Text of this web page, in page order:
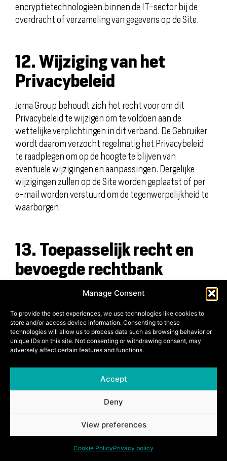
Manage Consent
To provide the best experiences, we use technologies like cookies to
store and/or access device information. Consenting to these
technologies will allow us to process data such as browsing behavior or
unique IDs on this site. Not consenting or withdrawing consent, may
adversely affect certain features and functions.
Accept
Deny
View preferences
Cookie PolicyPrivacy policy
encryptietechnologieën binnen de IT-sector bij de
overdracht of verzameling van gegevens op de Site.
12. Wijziging van het
Privacybeleid
Jema Group behoudt zich het recht voor om dit
Privacybeleid te wijzigen om te voldoen aan de
wettelijke verplichtingen in dit verband. De Gebruiker
wordt daarom verzocht regelmatig het Privacybeleid
te raadplegen om op de hoogte te blijven van
eventuele wijzigingen en aanpassingen. Dergelijke
wijzigingen zullen op de Site worden geplaatst of per
e-mail worden verstuurd om de tegenwerpelijkheid te
waarborgen.
13. Toepasselijk recht en
bevoegde rechtbank
Dit Privacybeleid wordt uitsluitend beheerst door het
de rechtbanken van het gerechtelijk arrondissement
van de maatschappelijke zetel van Jema Group.
14. Contact
Voor elke vraag of klacht met betrekking tot dit
de Verwerkingsverantwoordelijke op het volgende
adres: info@jemagroup.be.